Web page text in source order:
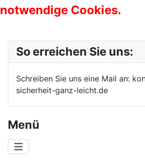
notwendige Cookies.
So erreichen Sie uns:
Schreiben Sie uns eine Mail an:
sicherheit-ganz-leicht.de
Menü